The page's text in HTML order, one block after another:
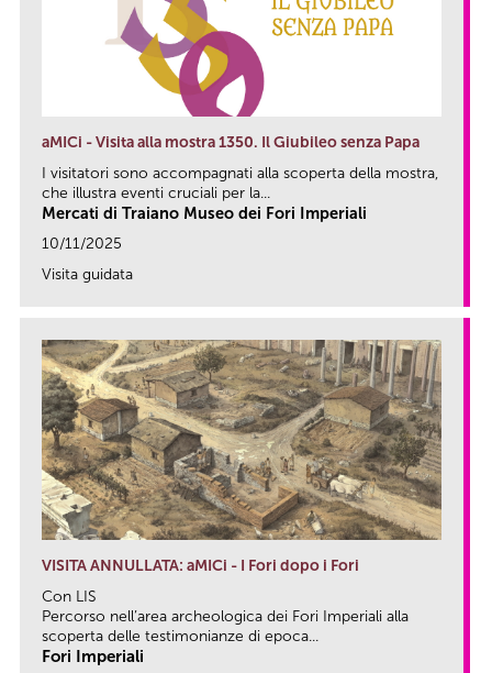
aMICi - Visita alla mostra 1350. Il Giubileo senza Papa
I visitatori sono accompagnati alla scoperta della mostra,
che illustra eventi cruciali per la...
Mercati di Traiano Museo dei Fori Imperiali
10/11/2025
Visita guidata
VISITA ANNULLATA: aMICi - I Fori dopo i Fori
Con LIS
Percorso nell’area archeologica dei Fori Imperiali alla
scoperta delle testimonianze di epoca...
Fori Imperiali